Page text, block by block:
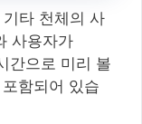
타 천체의 사
사용자가
간으로 미리 볼
함되어 있습